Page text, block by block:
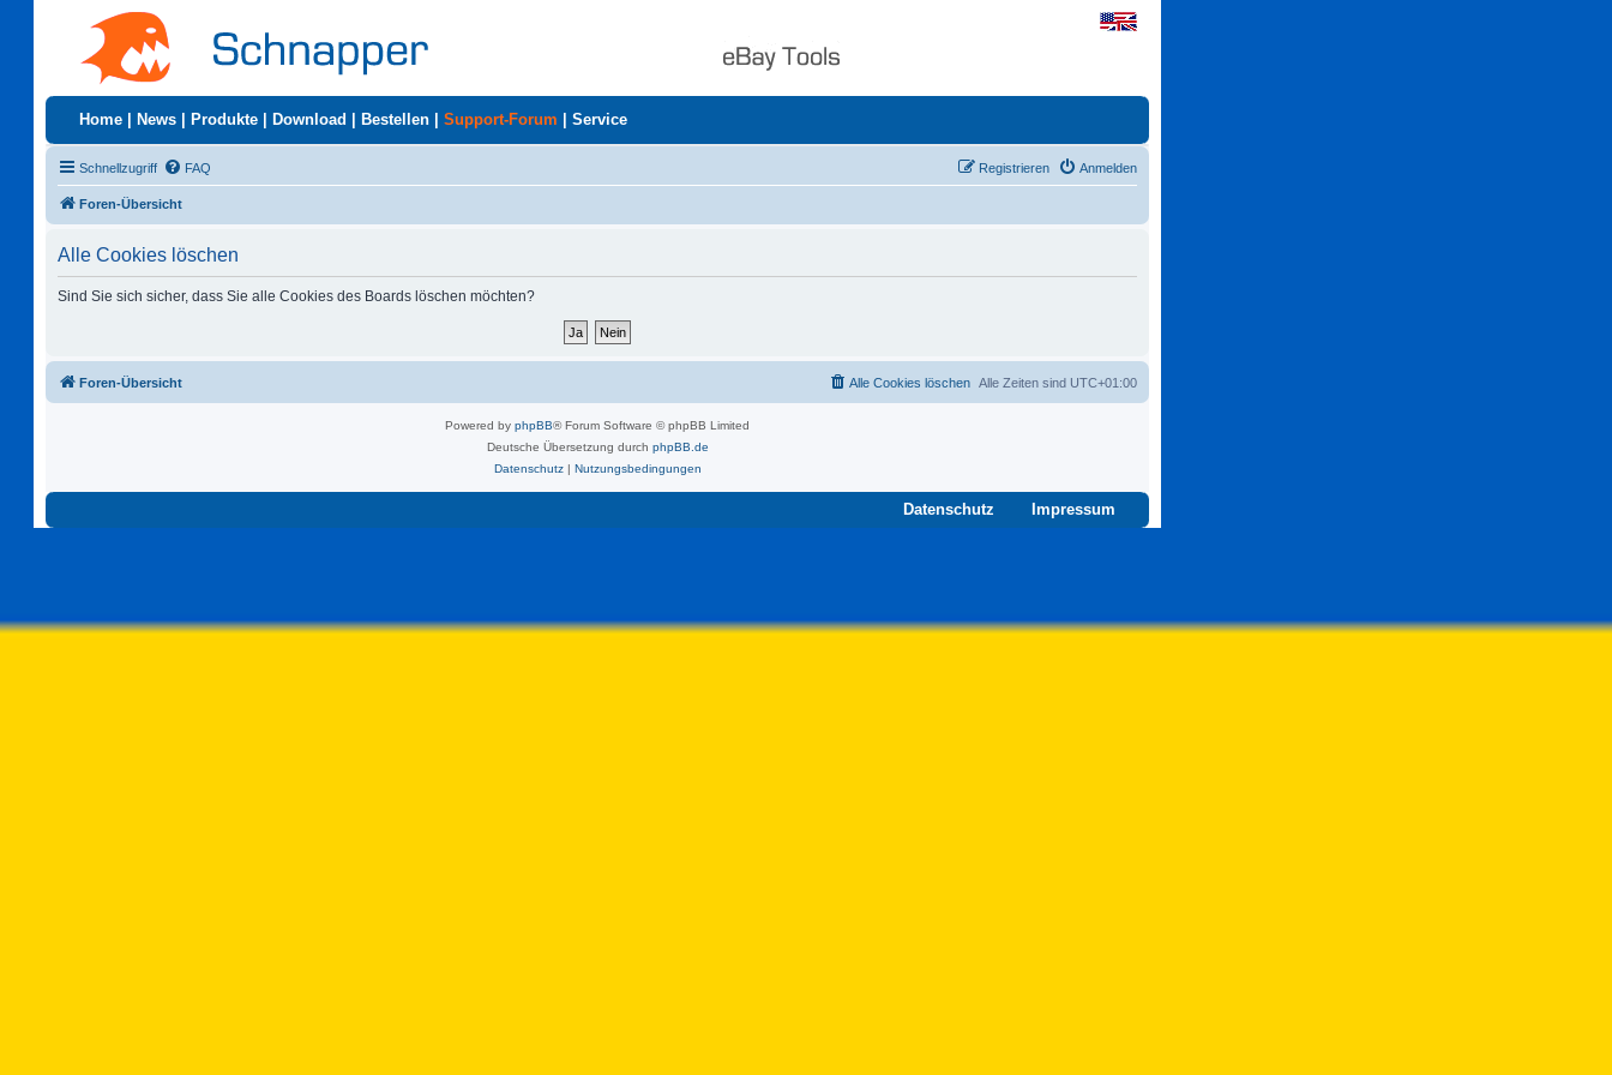
Home News Produkte Download Bestellen Support-Forum Service
Schnellzugriff FAQ Anmelden
Registrieren
Foren-Übersicht
Alle Cookies löschen
Sind Sie sich sicher, dass Sie alle Cookies des Boards löschen möchten?
Foren-Übersicht Alle Zeiten sind UTC+01:00
Alle Cookies löschen
Powered by phpBB® Forum Software © phpBB Limited
Deutsche Übersetzung durch phpBB.de
Datenschutz| Nutzungsbedingungen
Datenschutz Impressum